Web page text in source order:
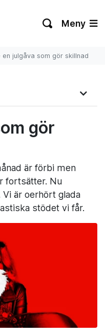
Meny
en julgåva som gör skillnad
gör
är förbi men
fortsätter. Nu
är oerhört glada
stödet vi får.